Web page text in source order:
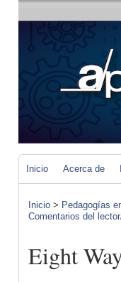
Inicio Acerca de
Inicio > Pedagogías
Comentarios del
Eight